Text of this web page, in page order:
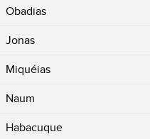
Obadias
Jonas
Miquéias
Naum
Habacuque